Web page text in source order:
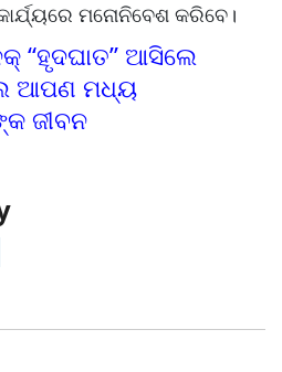
ମନୋନିବେଶ କରିବେ।
“ହୃଦଘାତ” ଆସିଲେ
ଆପଣ ମଧ୍ୟ
ଜୀବନ